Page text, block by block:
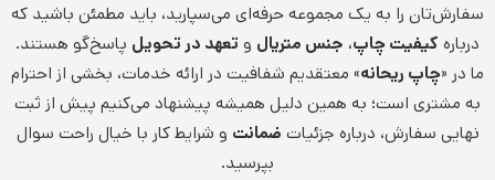
سفارش‌تان را به یک مجموعه حرفه‌ای می‌سپارید، باید مطمئن باشید که
درباره کیفیت چاپ، جنس متریال و تعهد در تحویل پاسخ‌گو هستند.
ما در «چاپ ریحانه» معتقدیم شفافیت در ارائه خدمات، بخشی از احترام
به مشتری است؛ به همین دلیل همیشه پیشنهاد می‌کنیم پیش از ثبت
نهایی سفارش، درباره جزئیات ضمانت و شرایط کار با خیال راحت سوال
بپرسید.